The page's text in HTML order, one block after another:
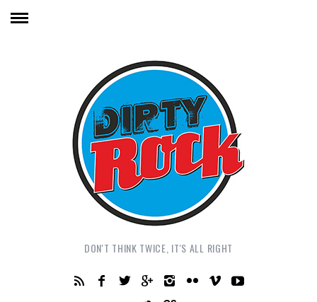
DON'T THINK TWICE, IT'S ALL RIGHT